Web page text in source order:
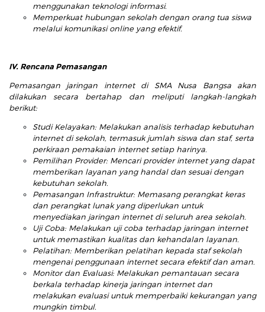
menggunakan teknologi informasi.
Memperkuat hubungan sekolah dengan orang tua siswa
melalui komunikasi online yang efektif.
IV. Rencana Pemasangan
Pemasangan jaringan internet di SMA Nusa Bangsa akan
dilakukan secara bertahap dan meliputi langkah-langkah
berikut:
Studi Kelayakan: Melakukan analisis terhadap kebutuhan
internet di sekolah, termasuk jumlah siswa dan staf, serta
perkiraan pemakaian internet setiap harinya.
Pemilihan Provider: Mencari provider internet yang dapat
memberikan layanan yang handal dan sesuai dengan
kebutuhan sekolah.
Pemasangan Infrastruktur: Memasang perangkat keras
dan perangkat lunak yang diperlukan untuk
menyediakan jaringan internet di seluruh area sekolah.
Uji Coba: Melakukan uji coba terhadap jaringan internet
untuk memastikan kualitas dan kehandalan layanan.
Pelatihan: Memberikan pelatihan kepada staf sekolah
mengenai penggunaan internet secara efektif dan aman.
Monitor dan Evaluasi: Melakukan pemantauan secara
berkala terhadap kinerja jaringan internet dan
melakukan evaluasi untuk memperbaiki kekurangan yang
mungkin timbul.